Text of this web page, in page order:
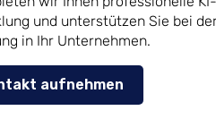
und unterstützen Sie bei
in Ihr Unternehmen.
aufnehmen